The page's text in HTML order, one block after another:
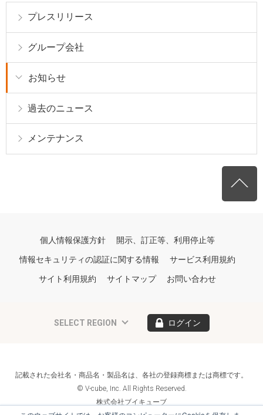
プレスリリース
グループ会社
お知らせ
過去のニュース
メンテナンス
個人情報保護方針 開示、訂正等、利用停止等
情報セキュリティの認証に関する情報 サービス利用規約
サイト利用規約 サイトマップ お問い合わせ
SELECT REGION ログイン
記載された会社名・商品名・製品名は、各社の登録商標または商標です。
© V-cube, Inc. All Rights Reserved.
株式会社ブイキューブ
Follow Us